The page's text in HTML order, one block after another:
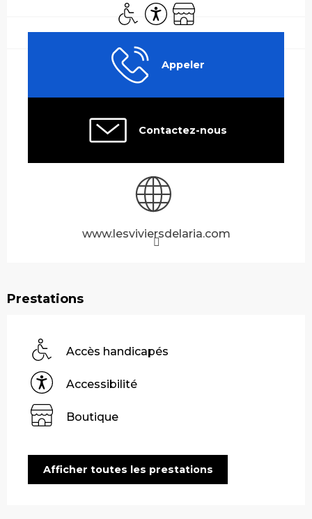
Accès handicapés
Accessibilité
Boutique
Appeler
Contactez-nous
www.lesviviersdelaria.com
Prestations
Accès handicapés
Accessibilité
Boutique
Afficher toutes les prestations